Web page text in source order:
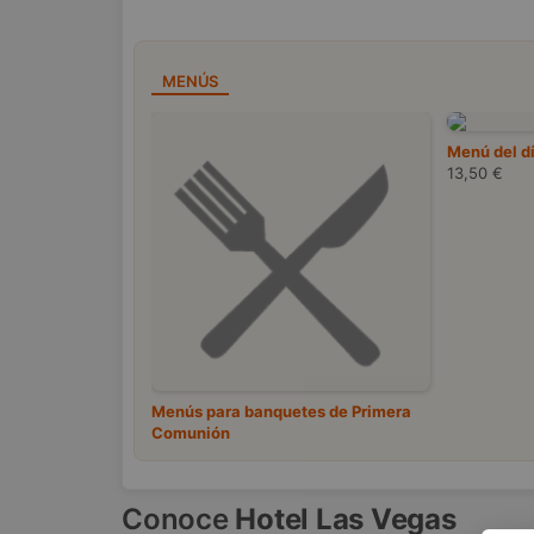
MENÚS
Menús para banquetes de Primera
Comunión
Menú del
13,50 €
Conoce Hotel Las Vegas